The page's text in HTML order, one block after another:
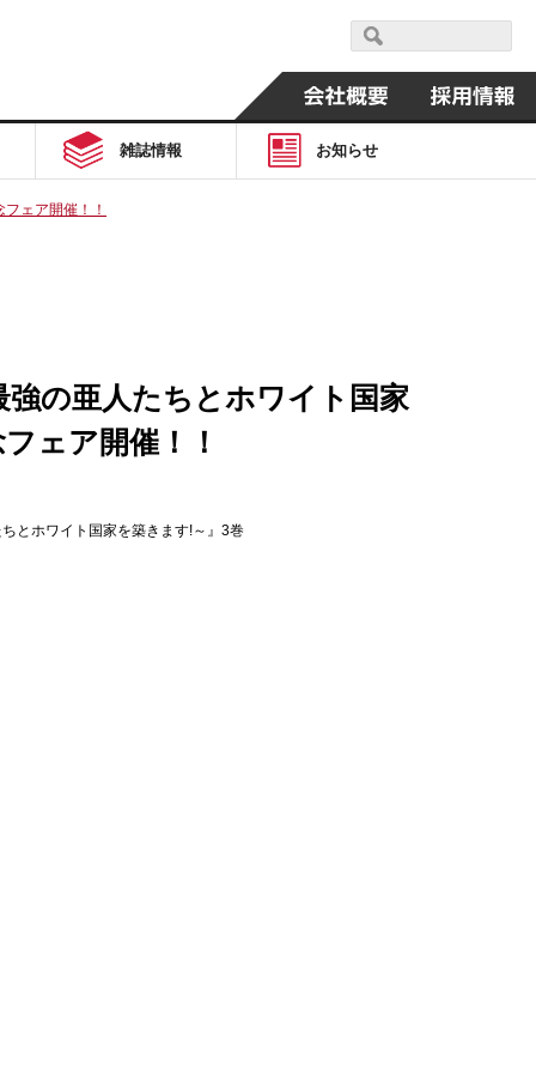
雑誌情報 お知らせ
ェア開催！！
の亜人たちとホワイト国家
ェア開催！！
とホワイト国家を築きます!～』3巻